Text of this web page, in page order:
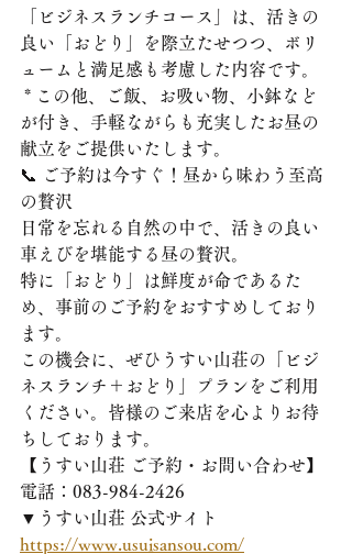
「ビジネスランチコース」は、活きの
良い「おどり」を際立たせつつ、ボリ
ュームと満足感も考慮した内容です。
が付き、手軽ながらも充実したお昼の
献立をご提供いたします。
📞 ご予約は今すぐ！昼から味わう至高
の贅沢
日常を忘れる自然の中で、活きの良い
車えびを堪能する昼の贅沢。
特に「おどり」は鮮度が命であるた
め、事前のご予約をおすすめしており
ます。
この機会に、ぜひうすい山荘の「ビジ
ネスランチ＋おどり」プランをご利用
ください。皆様のご来店を心よりお待
ちしております。
【うすい山荘 ご予約・お問い合わせ】
電話：083-984-2426
▼うすい山荘 公式サイト
https://www.usuisansou.com/